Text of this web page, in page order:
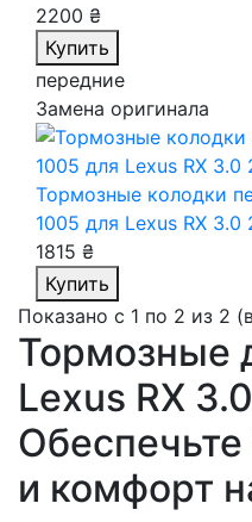
2200 ₴
Купить
передние
Замена оригинала
Тормозные колодки
1005 для Lexus RX
1815 ₴
Купить
Показано с 1 по 2 из 2
Тормозные
Lexus RX
Обеспечьте
и комфорт